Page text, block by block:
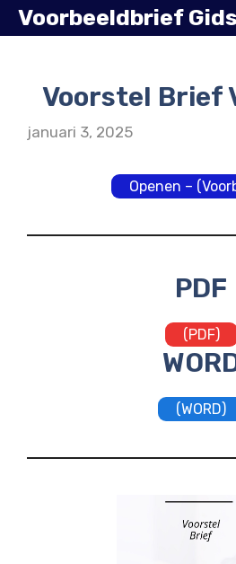
Ga
naar
Voorbeeldbrief Gids
Voorstel Brief
januari 3, 2025
Openen –
PDF
(PDF)
(WORD)